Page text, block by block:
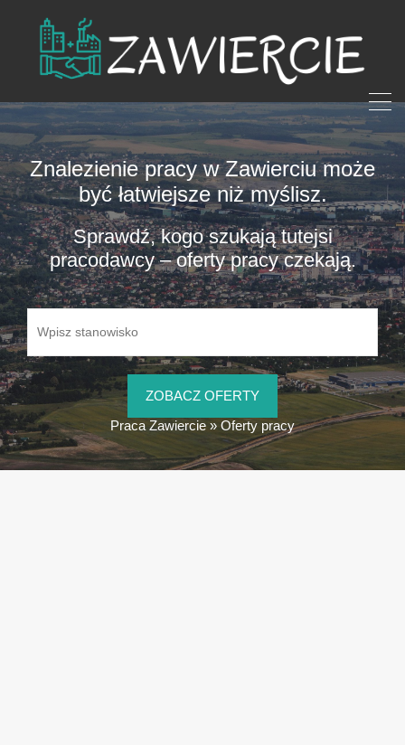
Znalezienie pracy w Zawierciu może
być łatwiejsze niż myślisz.
Sprawdź, kogo szukają tutejsi
pracodawcy – oferty pracy czekają.
Praca Zawiercie » Oferty pracy